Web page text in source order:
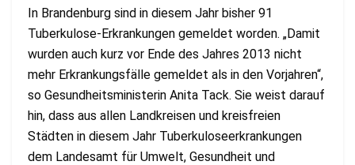
In Brandenburg sind in diesem Jahr bisher 91
Tuberkulose-Erkrankungen gemeldet worden. „Damit
wurden auch kurz vor Ende des Jahres 2013 nicht
mehr Erkrankungsfälle gemeldet als in den Vorjahren“,
so Gesundheitsministerin Anita Tack. Sie weist darauf
hin, dass aus allen Landkreisen und kreisfreien
Städten in diesem Jahr Tuberkuloseerkrankungen
dem Landesamt für Umwelt, Gesundheit und